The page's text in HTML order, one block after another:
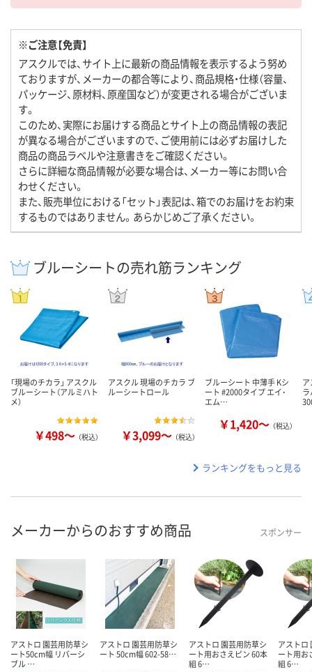
※ご注意【免責】
アスクルでは、サイト上に最新の商品情報を表示するよう努め
ておりますが、メーカーの都合等により、商品規格・仕様（容量、
パッケージ、原材料、原産国など）が変更される場合がございま
す。
このため、実際にお届けする商品とサイト上の商品情報の表記
が異なる場合がございますので、ご使用前には必ずお届けした
商品の商品ラベルや注意書きをご確認ください。
さらに詳細な商品情報が必要な場合は、メーカー等にお問い合
わせください。
また、販売単位における「セット」表記は、箱でのお届けをお約束
するものではありません。あらかじめご了承ください。
ブルーシートの売れ筋ランキング
「現場のチカラ」 アスクル
ブルーシート（アルミハト
メ）
￥498～ （税込）
アスクル 現場のチカラ ブ
ルーシートロール
￥3,099～ （税込）
ブルーシート 中薄手 Kシ
ート #2000タイプ エイ･
エム…
￥1,420～ （税込）
ランキングをもっと見る
メーカーからのおすすめ商品 スポンサー
アストロ 園芸用防草シ
ート50cm幅 リバーシ
ブル …
アストロ 園芸用防草シ
ート 50cm幅 602-58…
アストロ 園芸用防草シ
ート用おさえピン 60本
組 6…
アストロ
ート用お
組 6…